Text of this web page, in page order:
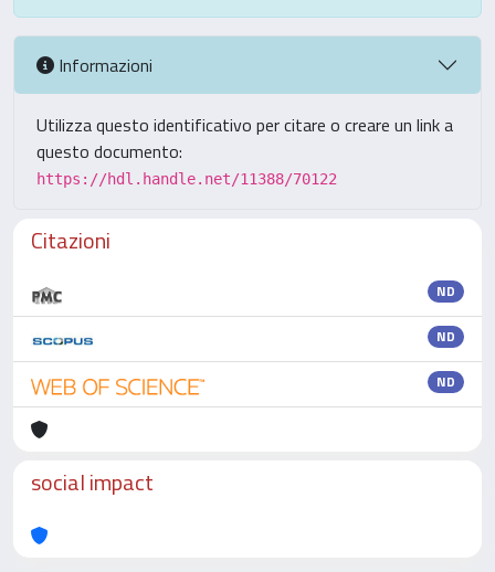
Informazioni
Utilizza questo identificativo per citare o creare un link a
questo documento:
https://hdl.handle.net/11388/70122
Citazioni
ND
ND
ND
social impact